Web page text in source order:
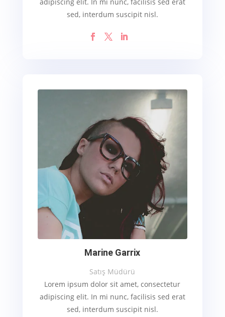
sed, interdum suscipit nisl.
Marine Garrix
Satış Müdürü
Lorem ipsum dolor sit amet, consectetur
adipiscing elit. In mi nunc, facilisis sed erat
sed, interdum suscipit nisl.